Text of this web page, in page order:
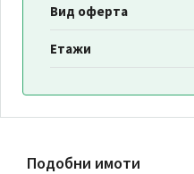
Вид оферта
Етажи
Подобни имоти